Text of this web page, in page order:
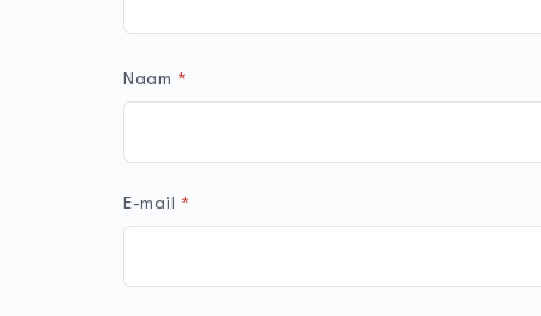
Naam *
E-mail *